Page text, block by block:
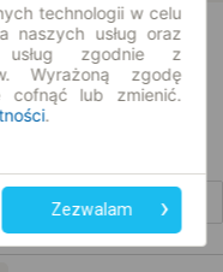
technologii w celu
naszych usług oraz
usług zgodnie z
Wyrażoną zgodę
cofnąć lub zmienić.
.
Zezwalam